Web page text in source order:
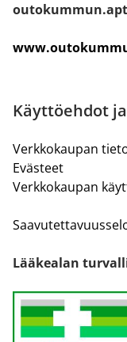
Käyttöehdot
Verkkokaupan
Evästeet
Verkkokaupan
Lääkealan